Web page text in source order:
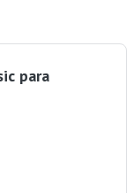
para